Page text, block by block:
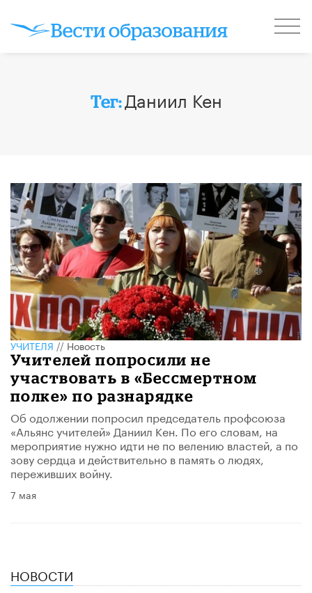
Тег:Даниил Кен
УЧИТЕЛЯ//Новость
Учителей попросили не
участвовать в «Бессмертном
полке» по разнарядке
Об одолжении попросил председатель профсоюза
«Альянс учителей» Даниил Кен. По его словам, на
мероприятие нужно идти не по велению властей, а по
зову сердца и действительно в память о людях,
переживших войну.
7 мая
НОВОСТИ